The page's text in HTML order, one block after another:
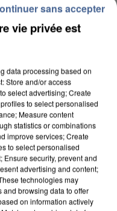
vie privée est
data processing based on
Store and/or access
select advertising; Create
to select personalised
Measure content
statistics or combinations
improve services; Create
to select personalised
Ensure security, prevent and
advertising and content;
technologies may
and browsing data to offer
on information actively
sans accepter